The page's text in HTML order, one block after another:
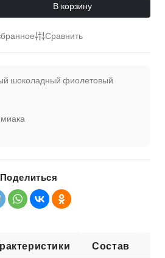
В корзину
Сравнить
шоколадный фиолетовый
Поделиться
Состав